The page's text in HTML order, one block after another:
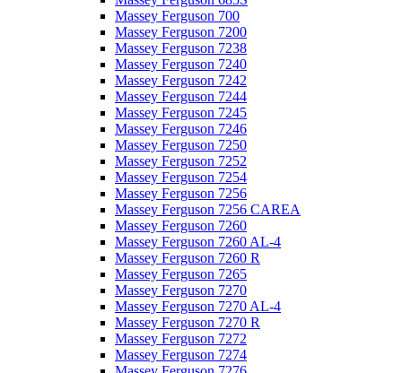
Massey Ferguson 700
Massey Ferguson 7200
Massey Ferguson 7238
Massey Ferguson 7240
Massey Ferguson 7242
Massey Ferguson 7244
Massey Ferguson 7245
Massey Ferguson 7246
Massey Ferguson 7250
Massey Ferguson 7252
Massey Ferguson 7254
Massey Ferguson 7256
Massey Ferguson 7256 CAREA
Massey Ferguson 7260
Massey Ferguson 7260 AL-4
Massey Ferguson 7260 R
Massey Ferguson 7265
Massey Ferguson 7270
Massey Ferguson 7270 AL-4
Massey Ferguson 7270 R
Massey Ferguson 7272
Massey Ferguson 7274